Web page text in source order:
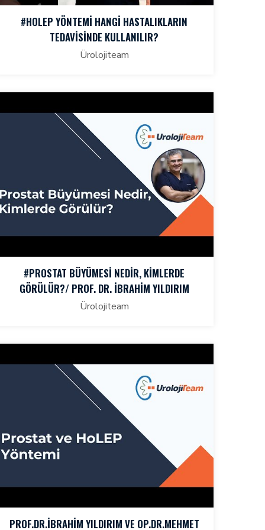
#HOLEP YÖNTEMI HANGI HASTALIKLARIN
TEDAVISINDE KULLANILIR?
Ürolojiteam
#PROSTAT BÜYÜMESI NEDIR, KIMLERDE
GÖRÜLÜR?/ PROF. DR. İBRAHIM YILDIRIM
Ürolojiteam
PROF.DR.İBRAHIM YILDIRIM VE OP.DR.MEHMET